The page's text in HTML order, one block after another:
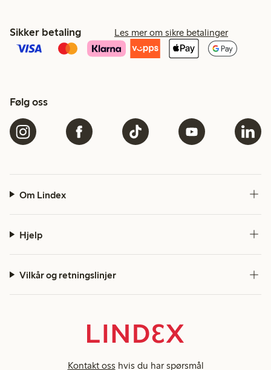
Sikker betaling Les mer om sikre betalinger
Følg oss
Om Lindex
Hjelp
Vilkår og retningslinjer
Kontakt oss hvis du har spørsmål